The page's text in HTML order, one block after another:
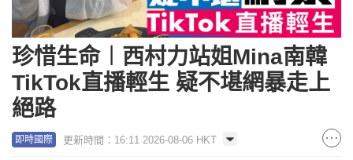
珍惜生命︱西村力站姐Mina南韓
TikTok直播輕生 疑不堪網暴走上
絕路
即時國際 更新時間：16:11 2026-08-06 HKT